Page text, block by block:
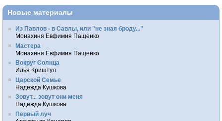
Новые материалы
Из Павлов - в Савлы, или "не зная броду..."
Монахиня Евфимия Пащенко
Мастера
Монахиня Евфимия Пащенко
Вокруг Солнца
Илья Криштул
Царской Семье
Надежда Кушкова
Зовут... зовут они меня
Надежда Кушкова
Первый луч